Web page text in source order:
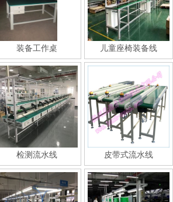
装备工作桌 儿童座椅装备线
检测流水线 皮带式流水线